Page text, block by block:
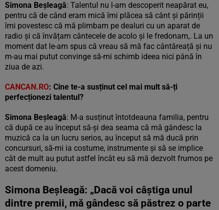
Simona Beșleagă: Talentul nu l-am descoperit neapărat eu,
pentru că de când eram mică îmi plăcea să cânt și părinții
îmi povestesc că mă plimbam pe dealuri cu un aparat de
radio și că învățam cântecele de acolo și le fredonam,. La un
moment dat le-am spus că vreau să mă fac cântăreață și nu
m-au mai putut convinge să-mi schimb ideea nici până în
ziua de azi.
CANCAN.RO: Cine te-a susținut cel mai mult să-ți
perfecționezi talentul?
Simona Beșleagă: M-a susținut întotdeauna familia, pentru
că după ce au început să-și dea seama că mă gândesc la
muzică ca la un lucru serios, au început să mă ducă prin
concursuri, să-mi ia costume, instrumente și să se implice
cât de mult au putut astfel încât eu să mă dezvolt frumos pe
acest domeniu.
Simona Beșleagă: „Dacă voi câștiga unul
dintre premii, mă gândesc să păstrez o parte